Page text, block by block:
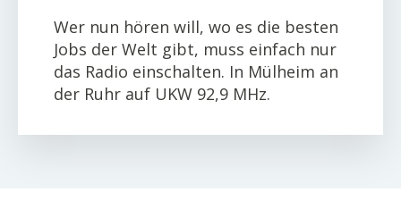
Wer nun hören will, wo es die besten
Jobs der Welt gibt, muss einfach nur
das Radio einschalten. In Mülheim an
der Ruhr auf UKW 92,9 MHz.